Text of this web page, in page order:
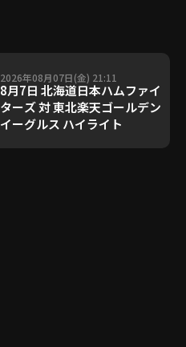
2026年08月07日(金) 21:11
8月7日 北海道日本ハムファイ
ターズ 対 東北楽天ゴールデン
イーグルス ハイライト